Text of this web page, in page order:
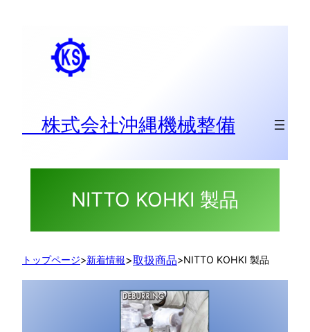
株式会社沖縄機械整備
NITTO KOHKI 製品
トップページ>新着情報>取扱商品>NITTO KOHKI 製品